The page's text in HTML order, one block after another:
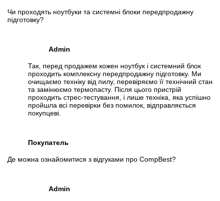
Чи проходять ноутбуки та системні блоки передпродажну
підготовку?
Admin
Так, перед продажем кожен ноутбук і системний блок
проходить комплексну передпродажну підготовку. Ми
очищаємо техніку від пилу, перевіряємо її технічний стан
та замінюємо термопасту. Після цього пристрій
проходить стрес-тестування, і лише техніка, яка успішно
пройшла всі перевірки без помилок, відправляється
покупцеві.
Покупатель
Де можна ознайомитися з відгуками про CompBest?
Admin